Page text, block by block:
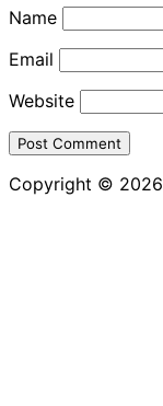
Name
Email
Website
Copyright © 2026